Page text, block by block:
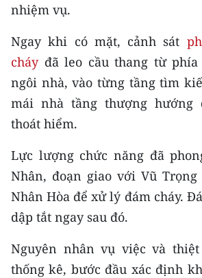
Media Du lịch
Media Thế giới
Media Thể thao
Media Giáo dục
Media Khoa học - Công nghệ
Media Môi trường
Ảnh
Infographic
nhiệm vụ.
Ngay khi có mặt, cảnh sát
cháyđã leo cầu thang từ phía
ngôi nhà, vào từng tầng tìm
mái nhà tầng thượng hướng
thoát hiểm.
Lực lượng chức năng đã
Nhân, đoạn giao với Vũ
Nhân Hòa để xử lý đám cháy.
dập tắt ngay sau đó.
Nguyên nhân vụ việc và
thống kê, bước đầu xác định